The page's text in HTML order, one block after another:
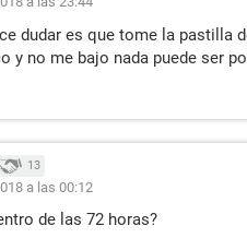
dudar es que tome la pastilla
y no me bajo nada puede ser
13
a las 00:12
de las 72 horas?